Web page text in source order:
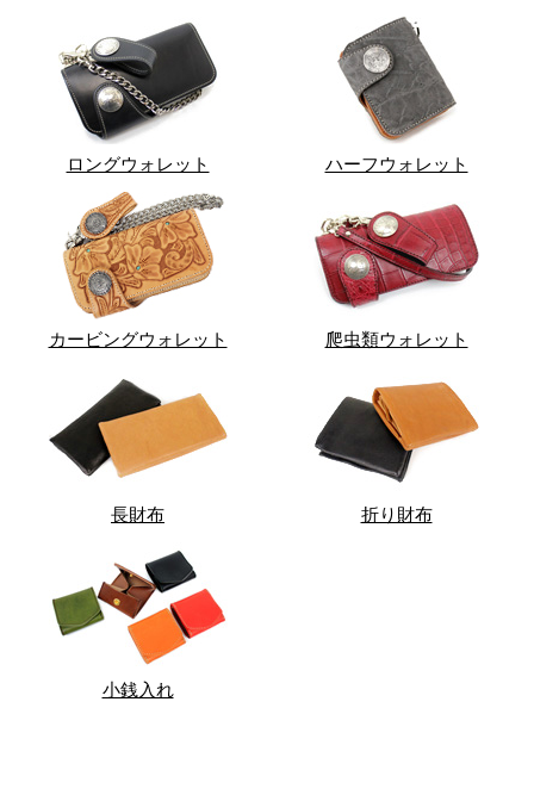
ロングウォレット ハーフウォレット
カービングウォレット 爬虫類ウォレット
長財布 折り財布
小銭入れ